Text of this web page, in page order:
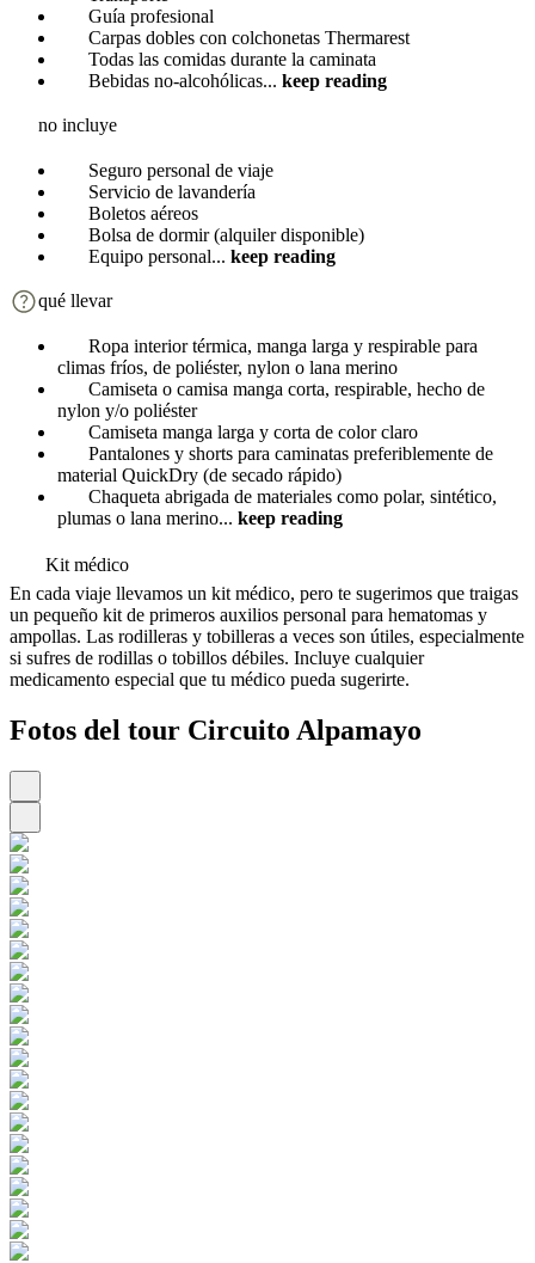
Guía profesional
Carpas dobles con colchonetas Thermarest
Todas las comidas durante la caminata
Bebidas no-alcohólicas... keep reading
no incluye
Seguro personal de viaje
Servicio de lavandería
Boletos aéreos
Bolsa de dormir (alquiler disponible)
Equipo personal... keep reading
qué llevar
Ropa interior térmica, manga larga y respirable para
climas fríos, de poliéster, nylon o lana merino
Camiseta o camisa manga corta, respirable, hecho de
nylon y/o poliéster
Camiseta manga larga y corta de color claro
Pantalones y shorts para caminatas preferiblemente de
material QuickDry (de secado rápido)
Chaqueta abrigada de materiales como polar, sintético,
plumas o lana merino... keep reading
Kit médico
En cada viaje llevamos un kit médico, pero te sugerimos que traigas
un pequeño kit de primeros auxilios personal para hematomas y
ampollas. Las rodilleras y tobilleras a veces son útiles, especialmente
si sufres de rodillas o tobillos débiles. Incluye cualquier
medicamento especial que tu médico pueda sugerirte.
Fotos del tour Circuito Alpamayo